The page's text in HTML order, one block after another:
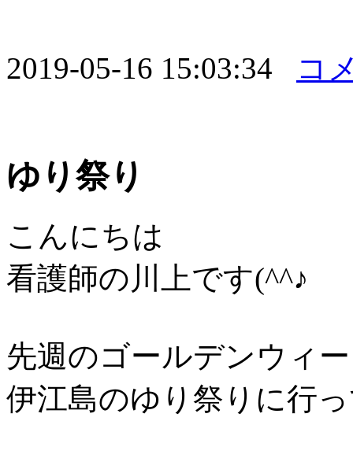
2019-05-16 15:03:34 コ
ゆり祭り
こんにちは
看護師の川上です(^^♪
先週のゴールデンウィ
伊江島のゆり祭りに行